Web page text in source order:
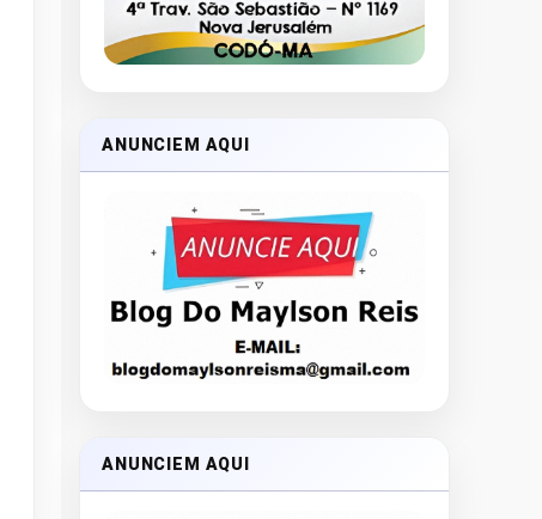
ANUNCIEM AQUI
ANUNCIEM AQUI